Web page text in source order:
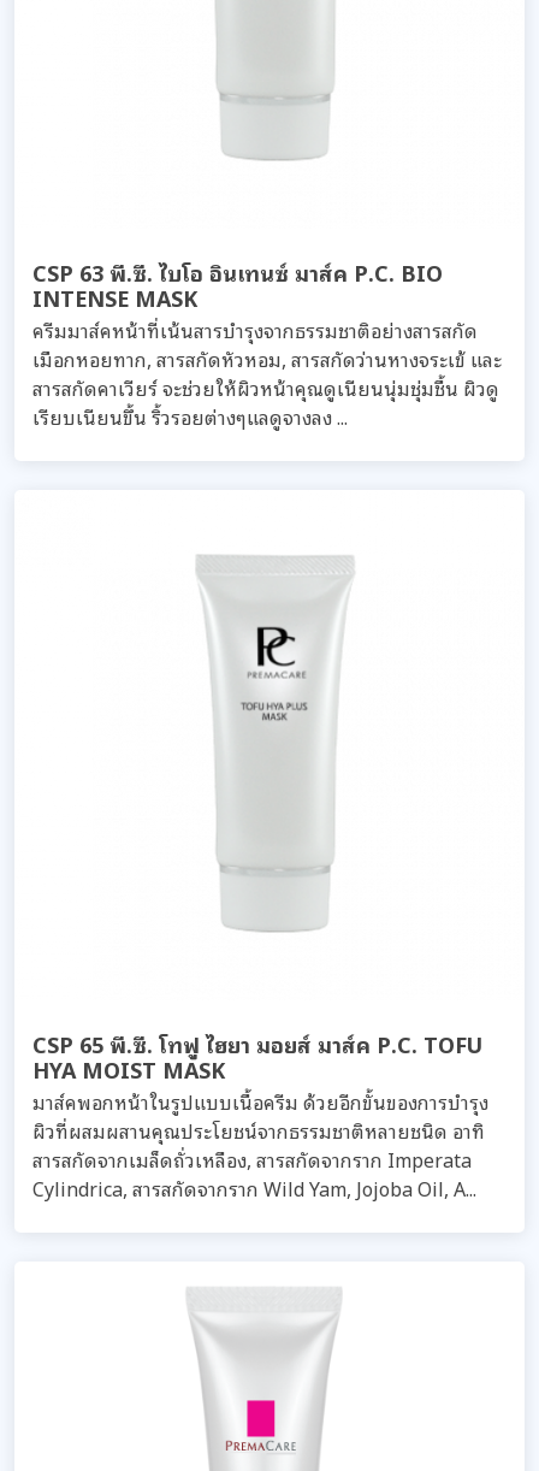
CSP 63 พี.ซี. ไบโอ อินเทนซ์ มาส์ค P.C. BIO
INTENSE MASK
ครีมมาส์คหน้าที่เน้นสารบำรุงจากธรรมชาติอย่างสารสกัด
เมือกหอยทาก, สารสกัดหัวหอม, สารสกัดว่านหางจระเข้ และ
สารสกัดคาเวียร์ จะช่วยให้ผิวหน้าคุณดูเนียนนุ่มชุ่มชื้น ผิวดู
เรียบเนียนขึ้น ริ้วรอยต่างๆแลดูจางลง ...
CSP 65 พี.ซี. โทฟู ไฮยา มอยส์ มาส์ค P.C. TOFU
HYA MOIST MASK
มาส์คพอกหน้าในรูปแบบเนื้อครีม ด้วยอีกขั้นของการบำรุง
ผิวที่ผสมผสานคุณประโยชน์จากธรรมชาติหลายชนิด อาทิ
สารสกัดจากเมล็ดถั่วเหลือง, สารสกัดจากราก Imperata
Cylindrica, สารสกัดจากราก Wild Yam, Jojoba Oil, A...